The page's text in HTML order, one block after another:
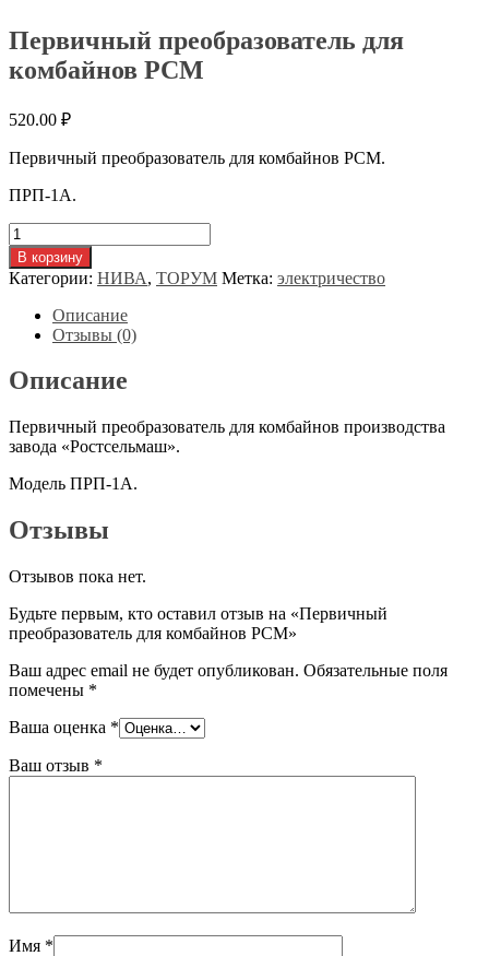
Первичный преобразователь для
комбайнов РСМ
520.00 ₽
Первичный преобразователь для комбайнов РСМ.
ПРП-1А.
Количество
товара
Первичный
преобразователь
комбайнов
В корзину
Категории: НИВА, ТОРУМ Метка: электричество
Описание
Отзывы (0)
Описание
Первичный преобразователь для комбайнов производства
завода «Ростсельмаш».
Модель ПРП-1А.
Отзывы
Отзывов пока нет.
Будьте первым, кто оставил отзыв на «Первичный
преобразователь для комбайнов РСМ»
Ваш адрес email не будет опубликован. Обязательные поля
помечены *
Ваша оценка *
Ваш отзыв *
Имя *